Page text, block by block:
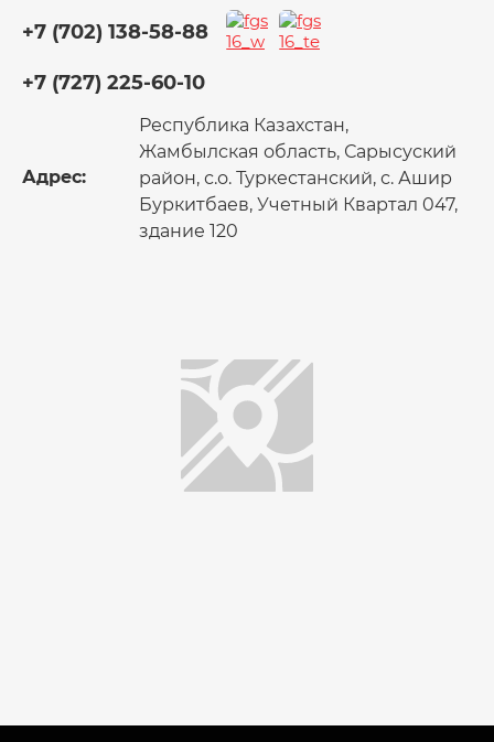
+7 (702) 138-58-88
+7 (727) 225-60-10
Адрес:
Республика Казахстан,
Жамбылская область, Сарысуский
район, с.о. Туркестанский, с. Ашир
Буркитбаев, Учетный Квартал 047,
здание 120